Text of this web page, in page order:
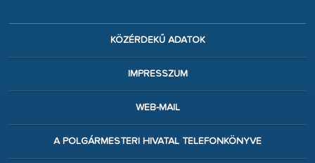
KÖZÉRDEKŰ ADATOK
IMPRESSZUM
WEB-MAIL
A POLGÁRMESTERI HIVATAL TELEFONKÖNYVE